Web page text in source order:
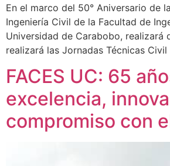
En el marco del 50° Aniversario de
Ingeniería Civil de la Facultad de
Universidad de Carabobo, realizará
realizará las Jornadas Técnicas
FACES UC: 65
excelencia,
compromiso con